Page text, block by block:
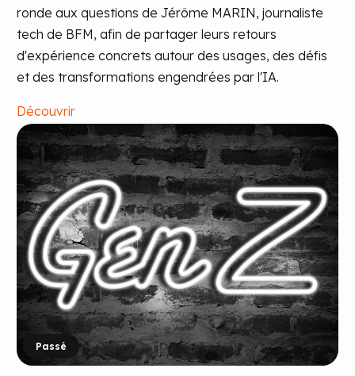
ronde aux questions de Jérôme MARIN, journaliste
tech de BFM, afin de partager leurs retours
d'expérience concrets autour des usages, des défis
et des transformations engendrées par l'IA.
Découvrir
Passé